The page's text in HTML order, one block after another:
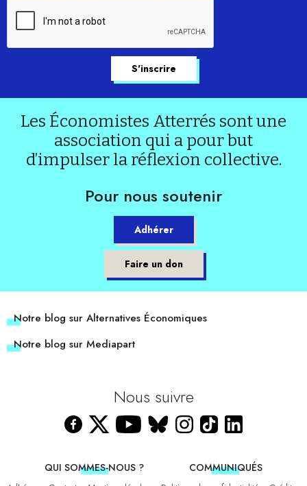
Les Économistes Atterrés sont une
association qui a pour but
d’impulser la réflexion collective.
Pour nous soutenir
Adhérer
Faire un don
Notre blog sur Alternatives Économiques
Notre blog sur Mediapart
Nous suivre
QUI SOMMES-NOUS ?
COMMUNIQUÉS